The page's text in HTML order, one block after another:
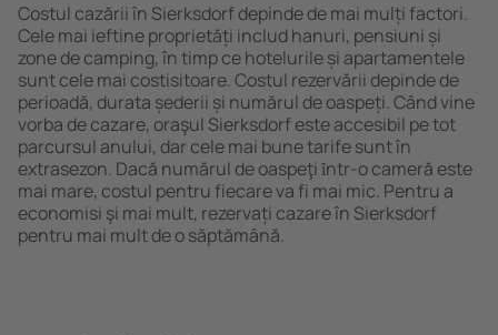
Costul cazării în Sierksdorf depinde de mai mulți factori.
Cele mai ieftine proprietăți includ hanuri, pensiuni și
zone de camping, în timp ce hotelurile și apartamentele
sunt cele mai costisitoare. Costul rezervării depinde de
perioadă, durata șederii și numărul de oaspeți. Când vine
vorba de cazare, oraşul Sierksdorf este accesibil pe tot
parcursul anului, dar cele mai bune tarife sunt în
extrasezon. Dacă numărul de oaspeţi ȋntr-o cameră este
mai mare, costul pentru fiecare va fi mai mic. Pentru a
economisi şi mai mult, rezervați cazare în Sierksdorf
pentru mai mult de o săptămână.